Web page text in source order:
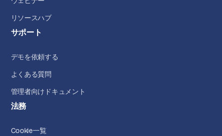
リソースハブ
サポート
デモを依頼する
よくある質問
管理者向けドキュメント
法務
Cookie一覧